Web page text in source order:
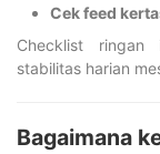
Cek feed
Checklist ringan
stabilitas harian
Bagaimana